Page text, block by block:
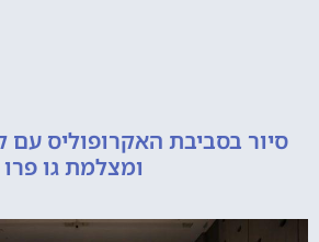
בסביבת האקרופוליס עם
ומצלמת גו פרו